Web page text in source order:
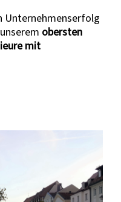
Unternehmenserfolg
obersten
mit